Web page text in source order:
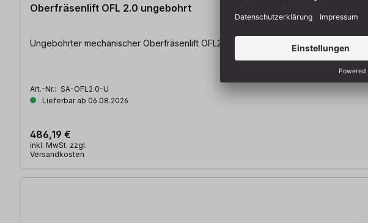
Oberfräsenlift OFL 2.0 ungebohrt
Ungebohrter mechanischer Oberfräsenlift OFL2.0-U | mit exakter
Art.-Nr.: SA-OFL2.0-U
Lieferbar ab 06.08.2026
486,19 €
inkl. MwSt. zzgl.
Versandkosten